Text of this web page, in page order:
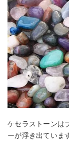
ケセラストーンは
ーが浮き出ていま